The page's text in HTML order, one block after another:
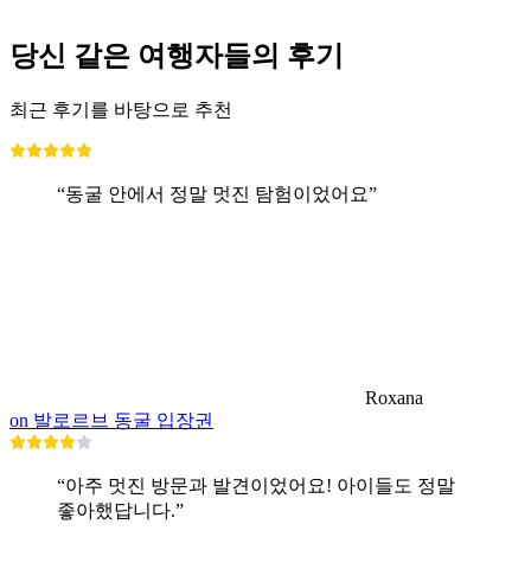
당신 같은 여행자들의 후기
최근 후기를 바탕으로 추천
“동굴 안에서 정말 멋진 탐험이었어요”
Roxana
on 발로르브 동굴 입장권
“아주 멋진 방문과 발견이었어요! 아이들도 정말
좋아했답니다.”